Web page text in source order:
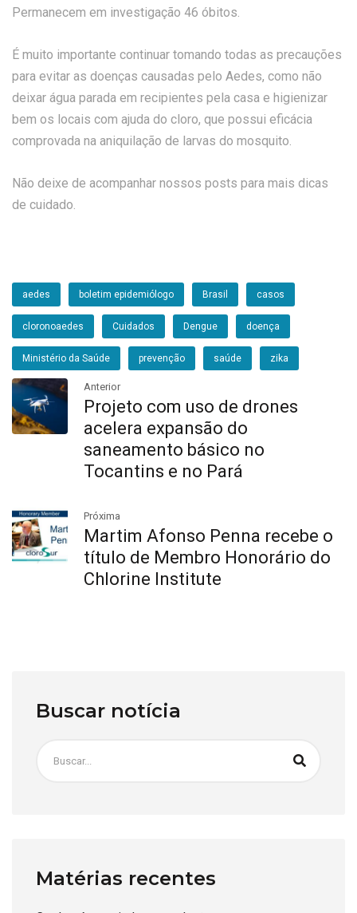
Permanecem em investigação 46 óbitos.
É muito importante continuar tomando todas as precauções
para evitar as doenças causadas pelo Aedes, como não
deixar água parada em recipientes pela casa e higienizar
bem os locais com ajuda do cloro, que possui eficácia
comprovada na aniquilação de larvas do mosquito.
Não deixe de acompanhar nossos posts para mais dicas
de cuidado.
aedes boletim epidemiólogo Brasil casos
cloronoaedes Cuidados Dengue doença
Ministério da Saúde prevenção saúde zika
Anterior
Projeto com uso de drones
acelera expansão do
saneamento básico no
Tocantins e no Pará
Próxima
Martim Afonso Penna recebe o
título de Membro Honorário do
Chlorine Institute
Buscar notícia
Matérias recentes